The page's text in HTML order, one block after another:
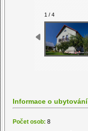
1 / 4
Informace o ubytování
Počet osob: 8